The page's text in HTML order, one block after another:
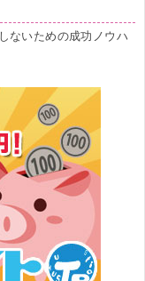
ないための成功ノウハ